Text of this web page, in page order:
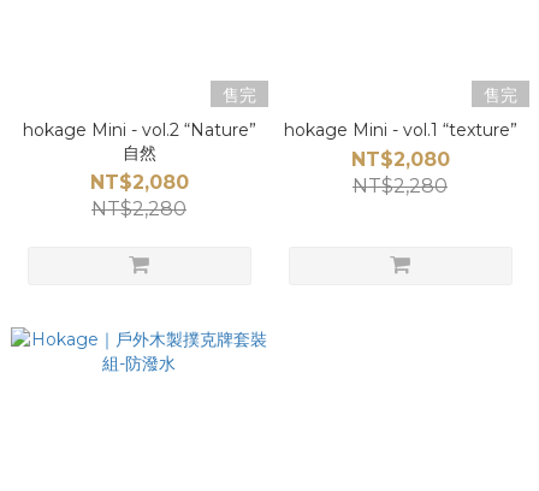
售完
hokage Mini - vol.2 “Nature”
自然
NT$2,080
NT$2,280
售完
hokage Mini - vol.1 “texture”
NT$2,080
NT$2,280